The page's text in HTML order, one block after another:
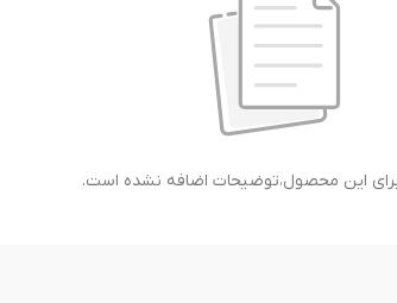
این محصول،توضیحات اضافه نشده است.